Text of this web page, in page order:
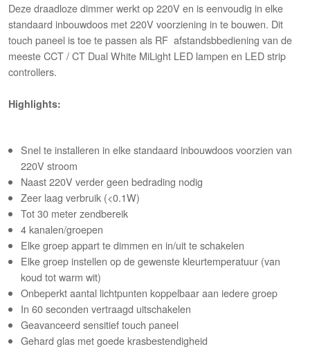
Deze draadloze dimmer werkt op 220V en is eenvoudig in elke
standaard inbouwdoos met 220V voorziening in te bouwen. Dit
touch paneel is toe te passen als RF afstandsbbediening van de
meeste CCT / CT Dual White MiLight LED lampen en LED strip
controllers.
Highlights:
Snel te installeren in elke standaard inbouwdoos voorzien van
220V stroom
Naast 220V verder geen bedrading nodig
Zeer laag verbruik (<0.1W)
Tot 30 meter zendbereik
4 kanalen/groepen
Elke groep appart te dimmen en in/uit te schakelen
Elke groep instellen op de gewenste kleurtemperatuur (van
koud tot warm wit)
Onbeperkt aantal lichtpunten koppelbaar aan iedere groep
In 60 seconden vertraagd uitschakelen
Geavanceerd sensitief touch paneel
Gehard glas met goedekrasbestendigheid